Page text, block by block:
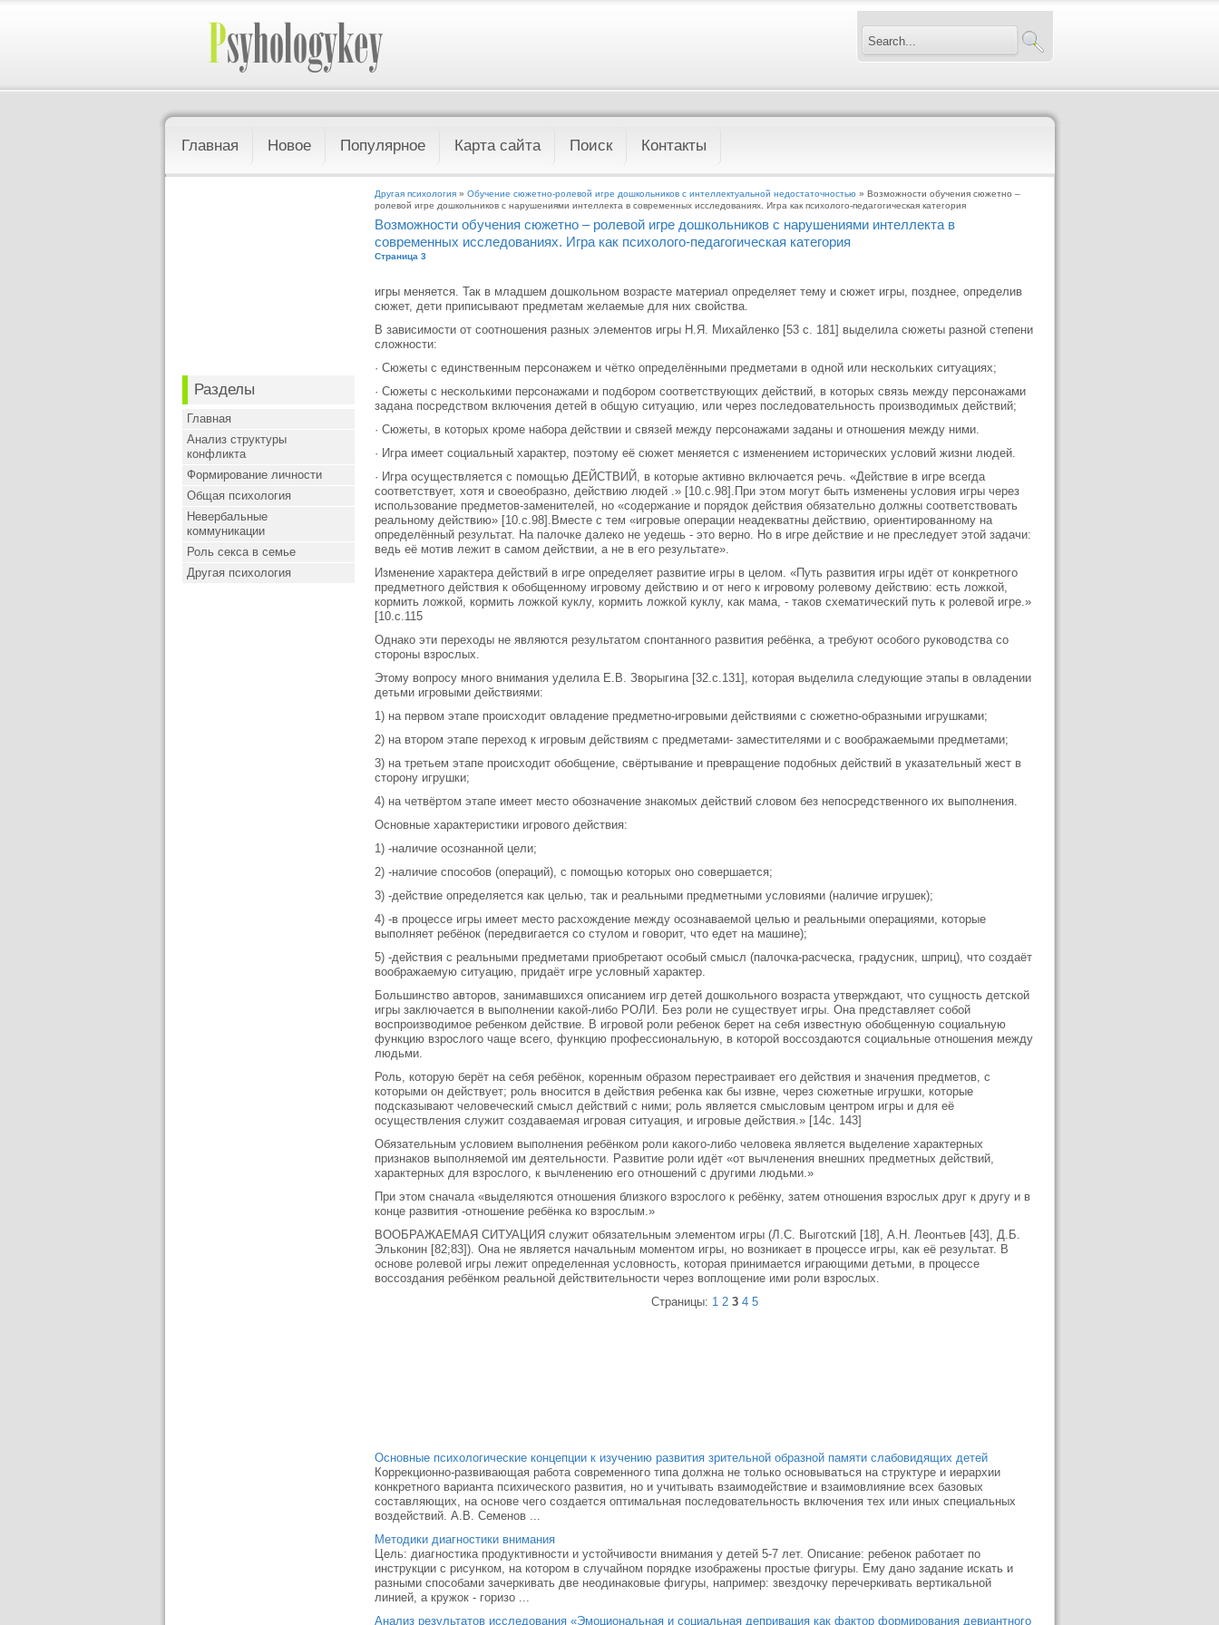
Главная Новое Популярное Карта сайта Поиск Контакты
Разделы
Главная
Анализ структуры
конфликта
Формирование личности
Общая психология
Невербальные
коммуникации
Роль секса в семье
Другая психология
Другая психология » Обучение сюжетно-ролевой игре дошкольников с интеллектуальной недостаточностью » Возможности обучения сюжетно –
ролевой игре дошкольников с нарушениями интеллекта в современных исследованиях. Игра как психолого-педагогическая категория
Возможности обучения сюжетно – ролевой игре дошкольников с нарушениями интеллекта в
современных исследованиях. Игра как психолого-педагогическая категория
Страница 3
игры меняется. Так в младшем дошкольном возрасте материал определяет тему и сюжет игры, позднее, определив
сюжет, дети приписывают предметам желаемые для них свойства.
В зависимости от соотношения разных элементов игры Н.Я. Михайленко [53 с. 181] выделила сюжеты разной степени
сложности:
· Сюжеты с единственным персонажем и чётко определёнными предметами в одной или нескольких ситуациях;
· Сюжеты с несколькими персонажами и подбором соответствующих действий, в которых связь между персонажами
задана посредством включения детей в общую ситуацию, или через последовательность производимых действий;
· Сюжеты, в которых кроме набора действии и связей между персонажами заданы и отношения между ними.
· Игра имеет социальный характер, поэтому её сюжет меняется с изменением исторических условий жизни людей.
· Игра осуществляется с помощью ДЕЙСТВИЙ, в которые активно включается речь. «Действие в игре всегда
соответствует, хотя и своеобразно, действию людей .» [10.с.98].При этом могут быть изменены условия игры через
использование предметов-заменителей, но «содержание и порядок действия обязательно должны соответствовать
реальному действию» [10.с.98].Вместе с тем «игровые операции неадекватны действию, ориентированному на
определённый результат. На палочке далеко не уедешь - это верно. Но в игре действие и не преследует этой задачи:
ведь её мотив лежит в самом действии, а не в его результате».
Изменение характера действий в игре определяет развитие игры в целом. «Путь развития игры идёт от конкретного
предметного действия к обобщенному игровому действию и от него к игровому ролевому действию: есть ложкой,
кормить ложкой, кормить ложкой куклу, кормить ложкой куклу, как мама, - таков схематический путь к ролевой игре.»
[10.с.115
Однако эти переходы не являются результатом спонтанного развития ребёнка, а требуют особого руководства со
стороны взрослых.
Этому вопросу много внимания уделила Е.В. Зворыгина [32.с.131], которая выделила следующие этапы в овладении
детьми игровыми действиями:
1) на первом этапе происходит овладение предметно-игровыми действиями с сюжетно-образными игрушками;
2) на втором этапе переход к игровым действиям с предметами- заместителями и с воображаемыми предметами;
3) на третьем этапе происходит обобщение, свёртывание и превращение подобных действий в указательный жест в
сторону игрушки;
4) на четвёртом этапе имеет место обозначение знакомых действий словом без непосредственного их выполнения.
Основные характеристики игрового действия:
1) -наличие осознанной цели;
2) -наличие способов (операций), с помощью которых оно совершается;
3) -действие определяется как целью, так и реальными предметными условиями (наличие игрушек);
4) -в процессе игры имеет место расхождение между осознаваемой целью и реальными операциями, которые
выполняет ребёнок (передвигается со стулом и говорит, что едет на машине);
5) -действия с реальными предметами приобретают особый смысл (палочка-расческа, градусник, шприц), что создаёт
воображаемую ситуацию, придаёт игре условный характер.
Большинство авторов, занимавшихся описанием игр детей дошкольного возраста утверждают, что сущность детской
игры заключается в выполнении какой-либо РОЛИ. Без роли не существует игры. Она представляет собой
воспроизводимое ребенком действие. В игровой роли ребенок берет на себя известную обобщенную социальную
функцию взрослого чаще всего, функцию профессиональную, в которой воссоздаются социальные отношения между
людьми.
Роль, которую берёт на себя ребёнок, коренным образом перестраивает его действия и значения предметов, с
которыми он действует; роль вносится в действия ребенка как бы извне, через сюжетные игрушки, которые
подсказывают человеческий смысл действий с ними; роль является смысловым центром игры и для её
осуществления служит создаваемая игровая ситуация, и игровые действия.» [14с. 143]
Обязательным условием выполнения ребёнком роли какого-либо человека является выделение характерных
признаков выполняемой им деятельности. Развитие роли идёт «от вычленения внешних предметных действий,
характерных для взрослого, к вычленению его отношений с другими людьми.»
При этом сначала «выделяются отношения близкого взрослого к ребёнку, затем отношения взрослых друг к другу и в
конце развития -отношение ребёнка ко взрослым.»
ВООБРАЖАЕМАЯ СИТУАЦИЯ служит обязательным элементом игры (Л.С. Выготский [18], А.Н. Леонтьев [43], Д.Б.
Эльконин [82;83]). Она не является начальным моментом игры, но возникает в процессе игры, как её результат. В
основе ролевой игры лежит определенная условность, которая принимается играющими детьми, в процессе
воссоздания ребёнком реальной действительности через воплощение ими роли взрослых.
Страницы: 1 2 3 4 5
Основные психологические концепции к изучению развития зрительной образной памяти слабовидящих детей
Коррекционно-развивающая работа современного типа должна не только основываться на структуре и иерархии
конкретного варианта психического развития, но и учитывать взаимодействие и взаимовлияние всех базовых
составляющих, на основе чего создается оптимальная последовательность включения тех или иных специальных
воздействий. А.В. Семенов ...
Методики диагностики внимания
Цель: диагностика продуктивности и устойчивости внимания у детей 5-7 лет. Описание: ребенок работает по
инструкции с рисунком, на котором в случайном порядке изображены простые фигуры. Ему дано задание искать и
разными способами зачеркивать две неодинаковые фигуры, например: звездочку перечеркивать вертикальной
линией, а кружок - горизо ...
Анализ результатов исследования «Эмоциональная и социальная депривация как фактор формирования девиантного